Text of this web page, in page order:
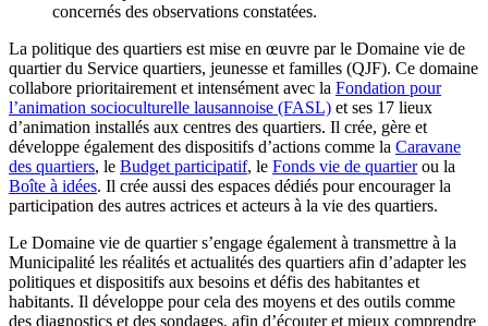
concernés des observations constatées.
La politique des quartiers est mise en œuvre par le Domaine vie de
quartier du Service quartiers, jeunesse et familles (QJF). Ce domaine
collabore prioritairement et intensément avec la Fondation pour
l’animation socioculturelle lausannoise (FASL) et ses 17 lieux
d’animation installés aux centres des quartiers. Il crée, gère et
développe également des dispositifs d’actions comme la Caravane
des quartiers, le Budget participatif, le Fonds vie de quartierou la
Boîte à idées. Il crée aussi des espaces dédiés pour encourager la
participation des autres actrices et acteurs à la vie des quartiers.
Le Domaine vie de quartier s’engage également à transmettre à la
Municipalité les réalités et actualités des quartiers afin d’adapter les
politiques et dispositifs aux besoins et défis des habitantes et
habitants. Il développe pour cela des moyens et des outils comme
des diagnostics et des sondages, afin d’écouter et mieux comprendre